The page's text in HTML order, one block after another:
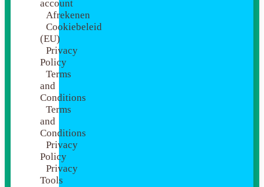
account
Afrekenen
Cookiebeleid
(EU)
Privacy
Policy
Terms
and
Conditions
Terms
and
Conditions
Privacy
Policy
Privacy
Tools